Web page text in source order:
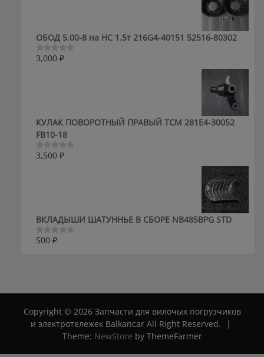
ОБОД 5.00-8 на HC 1.5т 216G4-40151 52516-80302
Оценка
3,000 ₽
КУЛАК ПОВОРОТНЫЙ ПРАВЫЙ ТСМ 281E4-30052
FB10-18
Оценка
3,500 ₽
ВКЛАДЫШИ ШАТУННЬЕ В СБОРЕ NB485BPG STD
Оценка
500 ₽
Copyright © 2026 Запчасти для вилочых погрузчиков
и электротележек Balkancar All Right Reserved.
|
Theme: NewStore by ThemeFarmer